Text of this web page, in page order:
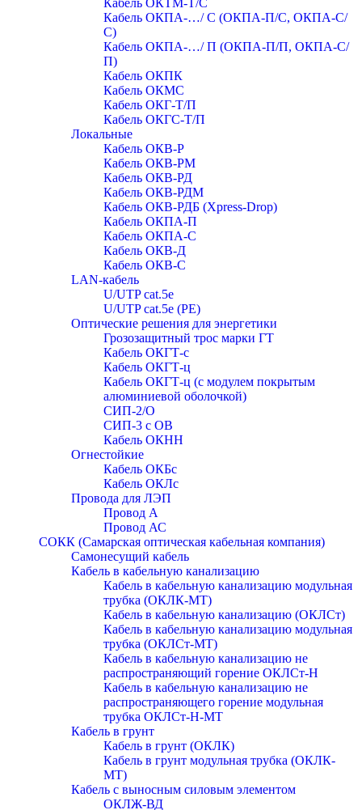
Кабель ОКТМ-Т/С
Кабель ОКПА-…/ С (ОКПА-П/С, ОКПА-С/
С)
Кабель ОКПА-…/ П (ОКПА-П/П, ОКПА-С/
П)
Кабель ОКПК
Кабель ОКМС
Кабель ОКГ-Т/П
Кабель ОКГС-Т/П
Локальные
Кабель ОКВ-Р
Кабель ОКВ-РМ
Кабель ОКВ-РД
Кабель ОКВ-РДМ
Кабель ОКВ-РДБ (Xpress-Drop)
Кабель ОКПА-П
Кабель ОКПА-С
Кабель ОКВ-Д
Кабель ОКВ-С
LAN-кабель
U/UTP cat.5e
U/UTP cat.5e (PE)
Оптические решения для энергетики
Грозозащитный трос марки ГТ
Кабель ОКГТ-с
Кабель ОКГТ-ц
Кабель ОКГТ-ц (с модулем покрытым
алюминиевой оболочкой)
СИП-2/О
СИП-3 с ОВ
Кабель ОКНН
Огнестойкие
Кабель ОКБc
Кабель ОКЛc
Провода для ЛЭП
Провод А
Провод АС
СОКК (Самарская оптическая кабельная компания)
Самонесущий кабель
Кабель в кабельную канализацию
Кабель в кабельную канализацию модульная
трубка (ОКЛК-МТ)
Кабель в кабельную канализацию (ОКЛСт)
Кабель в кабельную канализацию модульная
трубка (ОКЛСт-МТ)
Кабель в кабельную канализацию не
распространяющий горение ОКЛСт-Н
Кабель в кабельную канализацию не
распространяющего горение модульная
трубка ОКЛСт-Н-МТ
Кабель в грунт
Кабель в грунт (ОКЛК)
Кабель в грунт модульная трубка (ОКЛК-
МТ)
Кабель с выносным силовым элементом
ОКЛЖ-ВД